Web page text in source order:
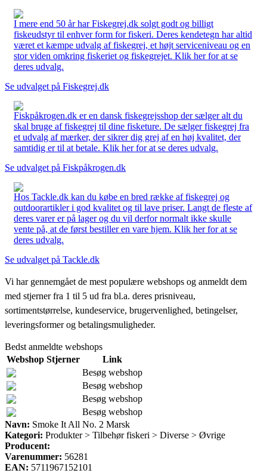
I mere end 50 år har Fiskegrej.dk solgt godt og billigt
fiskeudstyr til enhver form for fiskeri. Deres kendetegn har altid
været et kæmpe udvalg af fiskegrej, et højt serviceniveau og en
stor viden omkring fiskeriet og fiskegrejet. Klik her for at se
deres udvalg.
Se udvalget på Fiskegrej.dk
Fiskpåkrogen.dk er en dansk fiskegrejsshop der sælger alt du
skal bruge af fiskegrej til dine fisketure. De sælger fiskegrej fra
et udvalg af mærker, der sikrer dig grej af en høj kvalitet, der
samtidig er til at betale. Klik her for at se deres udvalg.
Se udvalget på Fiskpåkrogen.dk
Hos Tackle.dk kan du købe en bred række af fiskegrej og
outdoorartikler i god kvalitet og til lave priser. Langt de fleste af
deres varer er på lager og du vil derfor normalt ikke skulle
vente på, at de først bestiller en vare hjem. Klik her for at se
deres udvalg.
Se udvalget på Tackle.dk
Vi har gennemgået de mest populære webshops og anmeldt dem
med stjerner fra 1 til 5 ud fra bl.a. deres prisniveau,
sortimentstørrelse, kundeservice, brugervenlighed, betingelser,
leveringsformer og betalingsmuligheder.
Bedst anmeldte webshops
Webshop Stjerner
Link
Besøg webshop
Besøg webshop
Besøg webshop
Besøg webshop
Navn: Smoke It All No. 2 Marsk
Kategori: Produkter > Tilbehør fiskeri > Diverse > Øvrige
Producent:
Varenummer: 56281
EAN: 5711967152101